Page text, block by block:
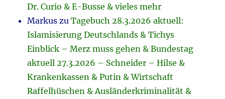
Dr. Curio & E-Busse & vieles mehr
Markus zuTagebuch 28.3.2026 aktuell:
Islamisierung Deutschlands & Tichys
Einblick – Merz muss gehen & Bundestag
aktuell 27.3.2026 – Schneider – Hilse &
Krankenkassen & Putin & Wirtschaft
Raffelhüschen & Ausländerkriminalität &